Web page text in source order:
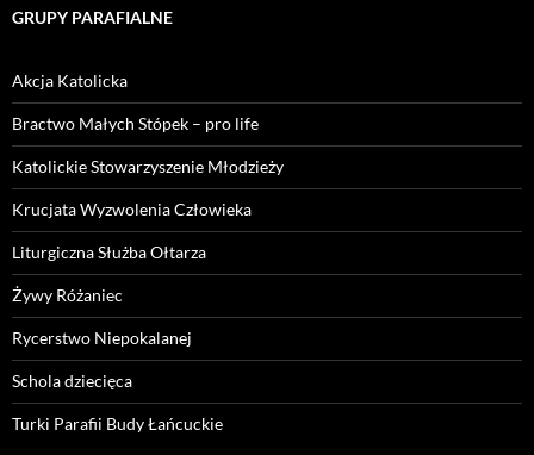
GRUPY PARAFIALNE
Akcja Katolicka
Bractwo Małych Stópek – pro life
Katolickie Stowarzyszenie Młodzieży
Krucjata Wyzwolenia Człowieka
Liturgiczna Służba Ołtarza
Żywy Różaniec
Rycerstwo Niepokalanej
Schola dziecięca
Turki Parafii Budy Łańcuckie